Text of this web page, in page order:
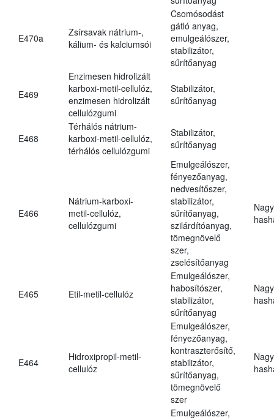
E470a
Zsírsavak nátrium-,
kálium- és kalciumsói
Csomósodást
gátló anyag,
emulgeálószer,
stabilizátor,
sűrítőanyag
E469
Enzimesen hidrolizált
karboxi-metil-cellulóz,
enzimesen hidrolizált
cellulózgumi
Stabilizátor,
sűrítőanyag
E468
Térhálós nátrium-
karboxi-metil-cellulóz,
térhálós cellulózgumi
Stabilizátor,
sűrítőanyag
E466
Nátrium-karboxi-
metil-cellulóz,
cellulózgumi
Emulgeálószer,
fényezőanyag,
nedvesítőszer,
stabilizátor,
sűrítőanyag,
szilárdítóanyag,
tömegnövelő
szer,
zselésítőanyag
E465 Etil-metil-cellulóz
Emulgeálószer,
habosítószer,
stabilizátor,
sűrítőanyag
E464
Hidroxipropil-metil-
cellulóz
Emulgeálószer,
fényezőanyag,
kontraszterősítő,
stabilizátor,
sűrítőanyag,
tömegnövelő
szer
Emulgeálószer,